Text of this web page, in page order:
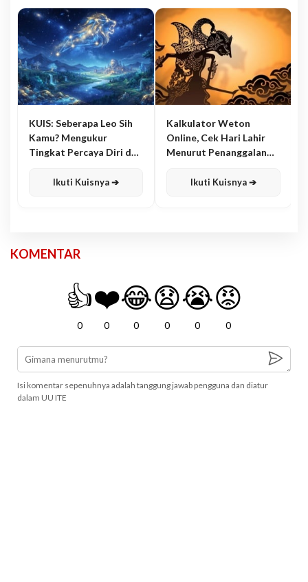
KUIS: Seberapa Leo Sih
Kamu? Mengukur
Tingkat Percaya Diri dan
Ikuti Kuisnya ➔
Kalkulator Weton
Online, Cek Hari Lahir
Menurut Penanggalan
Ikuti Kuisnya ➔
KOMENTAR
👍
0
❤️
0
😂
0
😧
0
😭
0
😡
0
Isi komentar sepenuhnya adalah tanggung jawab pengguna dan diatur
dalam UU ITE